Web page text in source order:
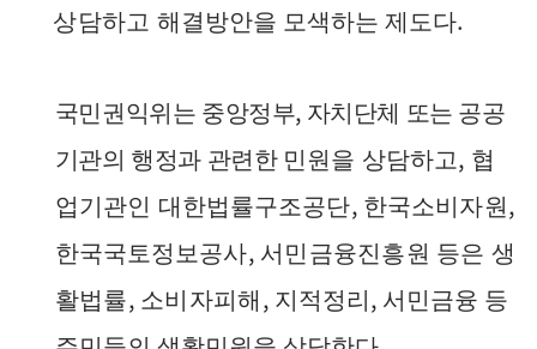
상담하고 해 결방안을 모색하는 제도다.
국민권익위는 중앙정부, 자치단체 또는 공공
기관의 행정과 관련한 민원을 상담하고, 협
업기관인 대한법률구조공단, 한국소비자원,
한국국토정보공사, 서민금융진흥원 등은 생
활법률, 소비자피해 , 지 적정리 , 서민금융 등